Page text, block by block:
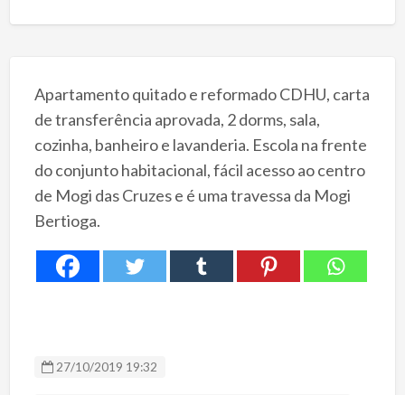
Apartamento quitado e reformado CDHU, carta
de transferência aprovada, 2 dorms, sala,
cozinha, banheiro e lavanderia. Escola na frente
do conjunto habitacional, fácil acesso ao centro
de Mogi das Cruzes e é uma travessa da Mogi
Bertioga.
27/10/2019 19:32